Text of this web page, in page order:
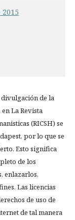
de la
La Revista
(RICSH) se
por lo que se
Esto significa
de los
enlazarlos,
Las licencias
de uso de
de tal manera